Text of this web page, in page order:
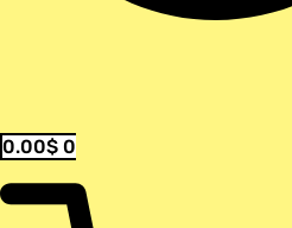
0.00$ 0